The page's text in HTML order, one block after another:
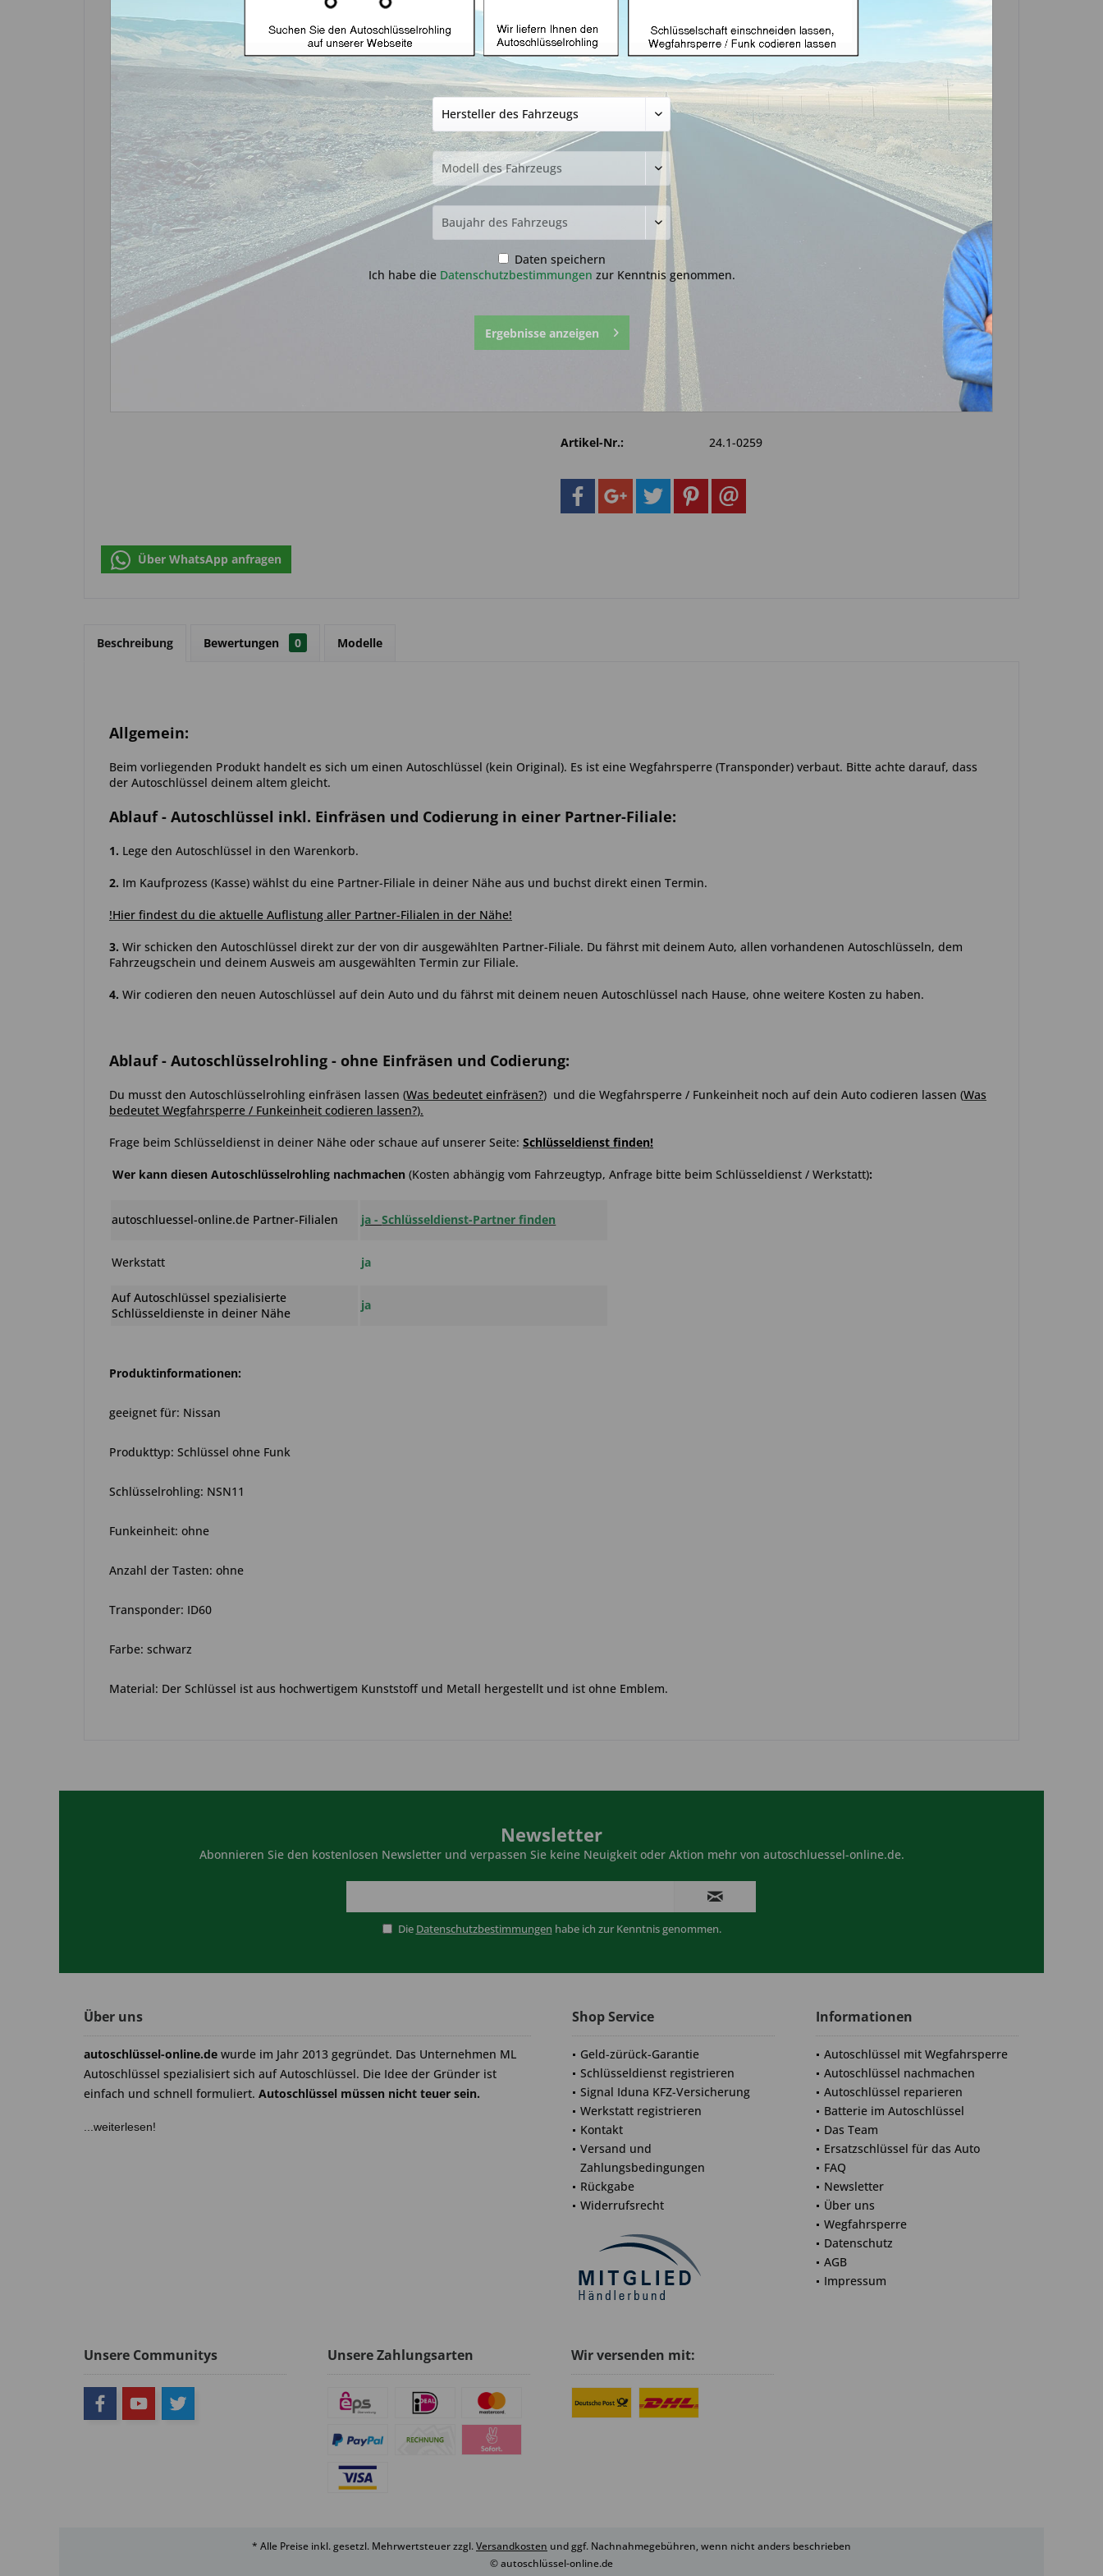
Nissan mit ID60 und NSN11 (Aftermarket
Produkt)
34,99 € *
inkl. MwSt. zzgl. Versandkosten
Lieferzeit ca. 1-3 Werktage
NEU: Kompletten Autoschlüssel in einer Partner-Filiale deiner Nähe
nachmachen lassen:
Der genaue Ablauf befindet sich in der Beschreibung. Scrolle einfach
runter.
Fragen zum Artikel?
Artikel-Nr.: 24.1-0259
Über WhatsApp anfragen
Beschreibung Bewertungen 0 Modelle
Allgemein:
Beim vorliegenden Produkt handelt es sich um einen Autoschlüssel (kein Original). Es ist eine Wegfahrsperre (Transponder) verbaut. Bitte achte darauf, dass
der Autoschlüssel deinem altem gleicht.
Ablauf- Autoschlüssel inkl. Einfräsen und Codierung in einer Partner-Filiale:
1. Lege den Autoschlüssel in den Warenkorb.
2. Im Kaufprozess (Kasse) wählst du eine Partner-Filiale in deiner Nähe aus und buchst direkt einen Termin.
!Hier findest du die aktuelle Auflistung aller Partner-Filialen in der Nähe!
3. Wir schicken den Autoschlüssel direkt zur der von dir ausgewählten Partner-Filiale. Du fährst mit deinem Auto, allen vorhandenen Autoschlüsseln, dem
Fahrzeugschein und deinem Ausweis am ausgewählten Termin zur Filiale.
4. Wir codieren den neuen Autoschlüssel auf dein Auto und du fährst mit deinem neuen Autoschlüssel nach Hause, ohne weitere Kosten zu haben.
Ablauf- Autoschlüsselrohling - ohne Einfräsen und Codierung:
Du musst den Autoschlüsselrohling einfräsen lassen (Was bedeutet einfräsen?) und die Wegfahrsperre / Funkeinheit noch auf dein Auto codieren lassen (Was
bedeutet Wegfahrsperre / Funkeinheit codieren lassen?).
Frage beim Schlüsseldienst in deiner Nähe oder schaue auf unserer Seite: Schlüsseldienst finden!
Wer kann diesen Autoschlüsselrohling nachmachen (Kosten abhängig vom Fahrzeugtyp, Anfrage bitte beim Schlüsseldienst / Werkstatt):
autoschluessel-online.de Partner-Filialen ja -Schlüsseldienst-Partner finden
Werkstatt ja
Auf Autoschlüssel spezialisierte
Schlüsseldienste in deiner Nähe
ja
Produktinformationen:
geeignet für: Nissan
Produkttyp: Schlüssel ohne Funk
Schlüsselrohling: NSN11
Funkeinheit: ohne
Anzahl der Tasten: ohne
Transponder: ID60
Farbe: schwarz
Material: Der Schlüssel ist aus hochwertigem Kunststoff und Metall hergestellt und ist ohne Emblem.
Newsletter
Abonnieren Sie den kostenlosen Newsletter und verpassen Sie keine Neuigkeit oder Aktion mehr von autoschluessel-online.de.
Die Datenschutzbestimmungen habe ich zur Kenntnis genommen.
Über uns
autoschlüssel-online.de wurde im Jahr 2013 gegründet. Das Unternehmen ML
Autoschlüssel spezialisiert sich auf Autoschlüssel. Die Idee der Gründer ist
einfach und schnell formuliert. Autoschlüssel müssen nicht teuer sein.
...weiterlesen!
Shop Service
Geld-zürück-Garantie
Schlüsseldienst registrieren
Signal Iduna KFZ-Versicherung
Werkstatt registrieren
Kontakt
Versand und
Zahlungsbedingungen
Rückgabe
Widerrufsrecht
Informationen
Autoschlüssel mit Wegfahrsperre
Autoschlüssel nachmachen
Autoschlüssel reparieren
Batterie im Autoschlüssel
Das Team
Ersatzschlüssel für das Auto
FAQ
Newsletter
Über uns
Wegfahrsperre
Datenschutz
AGB
Impressum
Unsere Communitys Unsere Zahlungsarten Wir versenden mit:
* Alle Preise inkl. gesetzl. Mehrwertsteuer zzgl.Versandkosten und ggf. Nachnahmegebühren, wenn nicht anders beschrieben
© autoschlüssel-online.de
Daten speichern
Ich habe die Datenschutzbestimmungen zur Kenntnis genommen.
Ergebnisse anzeigen